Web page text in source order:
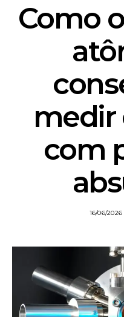
Como
medir
com
16/06/2026